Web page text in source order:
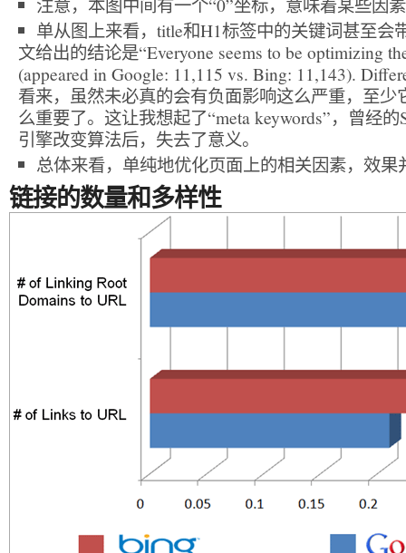
单从图上来看，title和H1标签中的关键词甚至会
文给出的结论是“Everyone seems to be optimizing
(appeared in Google: 11,115 vs. Bing: 11,143).
看来，虽然未必真的会有负面影响这么严重，至少
么重要了。这让我想起了“meta keywords”，曾经
引擎改变算法后，失去了意义。
总体来看，单纯地优化页面上的相关因素，效果
链接的数量和多样性